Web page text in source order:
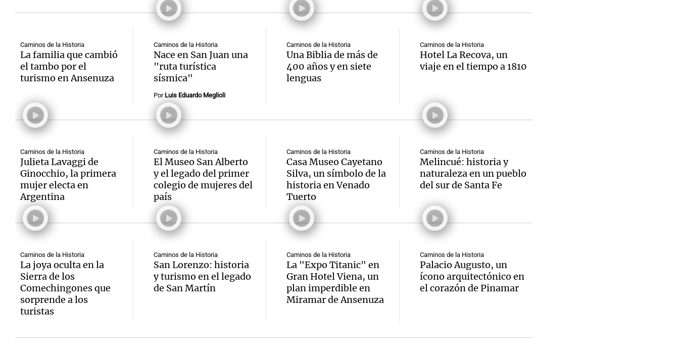
Caminos de la Historia
La familia que cambió
el tambo por el
turismo en Ansenuza
Caminos de la Historia
Nace en San Juan una
"ruta turística
sísmica"
Por Luis Eduardo Meglioli
Caminos de la Historia
Una Biblia de más de
400 años y en siete
lenguas
Caminos de la Historia
Hotel La Recova, un
viaje en el tiempo a 1810
Caminos de la Historia
Julieta Lavaggi de
Ginocchio, la primera
mujer electa en
Argentina
Caminos de la Historia
El Museo San Alberto
y el legado del primer
colegio de mujeres del
país
Caminos de la Historia
Casa Museo Cayetano
Silva, un símbolo de la
historia en Venado
Tuerto
Caminos de la Historia
Melincué: historia y
naturaleza en un pueblo
del sur de Santa Fe
Caminos de la Historia
La joya oculta en la
Sierra de los
Comechingones que
sorprende a los
turistas
Caminos de la Historia
San Lorenzo: historia
y turismo en el legado
de San Martín
Caminos de la Historia
La "Expo Titanic" en
Gran Hotel Viena, un
plan imperdible en
Miramar de Ansenuza
Caminos de la Historia
Palacio Augusto, un
ícono arquitectónico en
el corazón de Pinamar